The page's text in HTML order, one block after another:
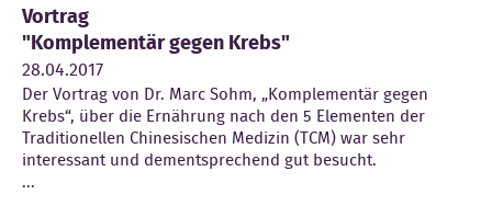
Vortrag
"Komplementär gegen Krebs"
28.04.2017
Der Vortrag von Dr. Marc Sohm, „Komplementär gegen
Krebs“, über die Ernährung nach den 5 Elementen der
Traditionellen Chinesischen Medizin (TCM) war sehr
interessant und dementsprechend gut besucht.
...